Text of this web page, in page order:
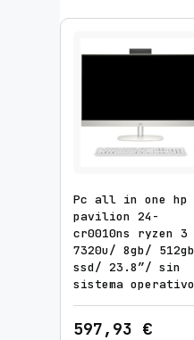
Pc all in one hp
pavilion 24-
cr0010ns ryzen 3
7320u/ 8gb/ 512gb
ssd/ 23.8″/ sin
sistema operativo
597,93 €